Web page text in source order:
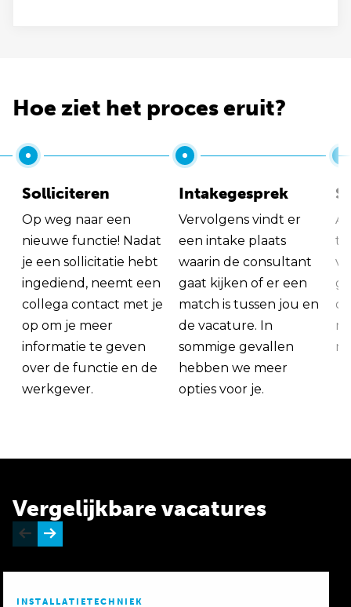
Hoe ziet het proces eruit?
Solliciteren
Op weg naar een
nieuwe functie! Nadat
je een sollicitatie hebt
ingediend, neemt een
collega contact met je
op om je meer
informatie te geven
over de functie en de
werkgever.
Intakegesprek
Vervolgens vindt er
een intake plaats
waarin de consultant
gaat kijken of er een
match is tussen jou en
de vacature. In
sommige gevallen
hebben we meer
opties voor je.
Vergelijkbare vacatures
INSTALLATIETECHNIEK